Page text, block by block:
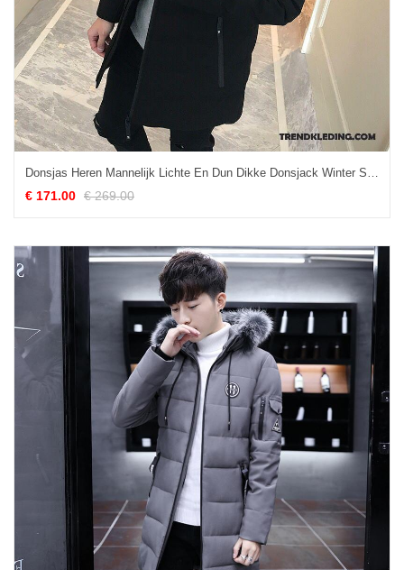
Donsjas Heren Mannelijk Lichte En Dun Dikke Donsjack Winter Slim Fit Grijs
€ 171.00 € 269.00